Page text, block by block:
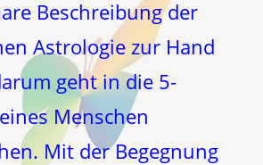
Beschreibung der
Astrologie zur Hand
geht in die 5-
Menschen
Mit der Begegnung